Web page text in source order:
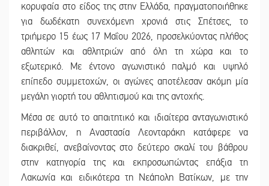
κορυφαία στο είδος της στην Ελλάδα, πραγματοποιήθηκε
για δωδέκατη συνεχόμενη χρονιά στις Σπέτσες, το
τριήμερο 15 έως 17 Μαΐου 2026, προσελκύοντας πλήθος
αθλητών και αθλητριών από όλη τη χώρα και το
εξωτερικό. Με έντονο αγωνιστικό παλμό και υψηλό
επίπεδο συμμετοχών, οι αγώνες αποτέλεσαν ακόμη μία
μεγάλη γιορτή του αθλητισμού και της αντοχής.
Μέσα σε αυτό το απαιτητικό και ιδιαίτερα ανταγωνιστικό
περιβάλλον, η Αναστασία Λεονταράκη κατάφερε να
διακριθεί, ανεβαίνοντας στο δεύτερο σκαλί του βάθρου
στην κατηγορία της και εκπροσωπώντας επάξια τη
Λακωνία και ειδικότερα τη Νεάπολη Βατίκων, με την